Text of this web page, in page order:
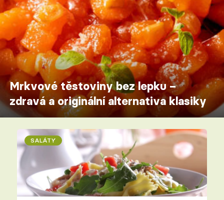
Mrkvové těstoviny bez lepku –
zdravá a originální alternativa klasiky
SALÁTY